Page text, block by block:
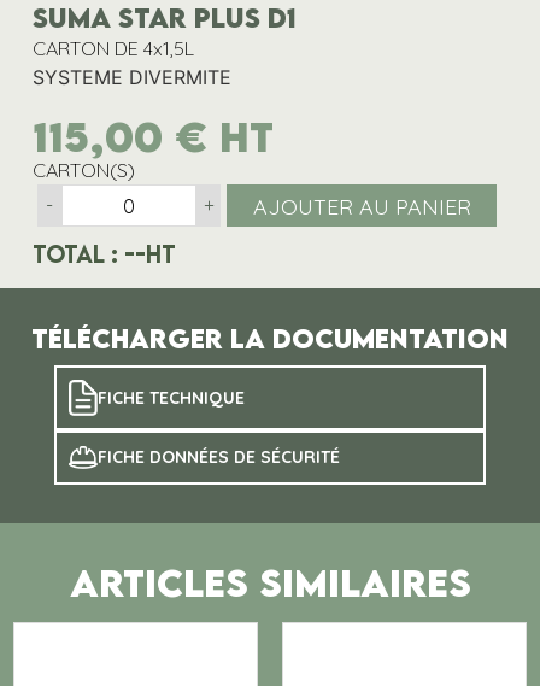
SUMA STAR PLUS D1
CARTON DE 4x1,5L
SYSTEME DIVERMITE
115,00 € HT
CARTON(S)
-
+ AJOUTER AU PANIER
Total : --HT
Télécharger la documentation
FICHE TECHNIQUE
FICHE DONNÉES DE SÉCURITÉ
ARTICLES SIMILAIRES